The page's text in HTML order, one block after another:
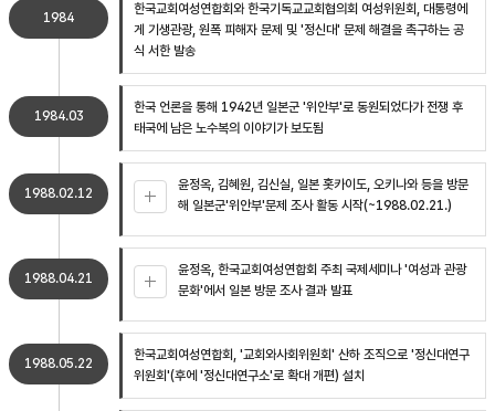
1984
한국교회여성연합회와 한국기독교교회협의회 여성위원회, 대통령에
게 기생관광, 원폭 피해자 문제 및 '정신대' 문제 해결을 촉구하는 공
식 서한 발송
1984.03
한국 언론을 통해 1942년 일본군 '위안부'로 동원되었다가 전쟁 후
태국에 남은 노수복의 이야기가 보도됨
1988.02.12
윤정옥, 김혜원, 김신실, 일본 홋카이도, 오키나와 등을 방문
해 일본군'위안부'문제 조사 활동 시작(~1988.02.21.)
1988.04.21
윤정옥, 한국교회여성연합회 주최 국제세미나 '여성과 관광
문화'에서 일본 방문 조사 결과 발표
1988.05.22
한국교회여성연합회, '교회와사회위원회' 산하 조직으로 '정신대연구
위원회'(후에 '정신대연구소'로 확대 개편) 설치